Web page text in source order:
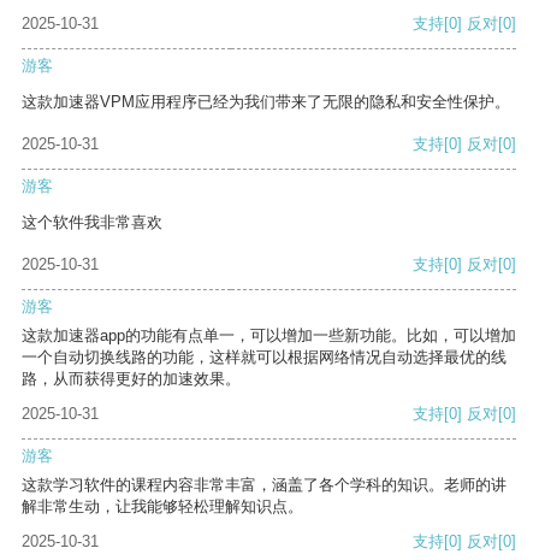
2025-10-31
支持[0] 反对[0]
游客
这款加速器VPM应用程序已经为我们带来了无限的隐私和安全性保护。
2025-10-31 支持[0] 反对[0]
游客
这个软件我非常喜欢
2025-10-31 支持[0] 反对[0]
游客
这款加速器app的功能有点单一，可以增加一些新功能。比如，可以增加
一个自动切换线路的功能，这样就可以根据网络情况自动选择最优的线
路，从而获得更好的加速效果。
2025-10-31
支持[0] 反对[0]
游客
这款学习软件的课程内容非常丰富，涵盖了各个学科的知识。老师的讲
解非常生动，让我能够轻松理解知识点。
2025-10-31
支持[0] 反对[0]